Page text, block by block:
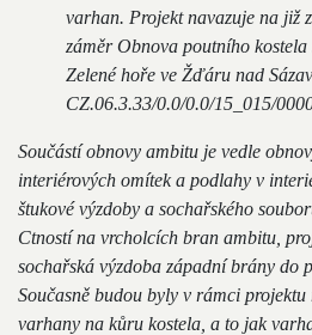
varhan. Projekt navazuje na již
záměr Obnova poutního
Zelené hoře ve Žďáru nad
CZ.06.3.33/0.0/0.0/15_015/
Součástí obnovy ambitu je vedle
interiérových omítek a podlahy v
štukové výzdoby a sochařského
Ctností na vrcholcích bran ambitu,
sochařská výzdoba západní brány do
Současně budou byly v rámci
varhany na kůru kostela, a to jak